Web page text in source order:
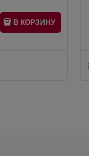
В КОРЗИНУ